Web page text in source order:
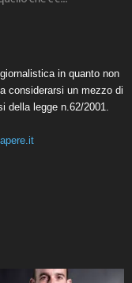
in quanto non
considerarsi un mezzo di
della legge n.62/2001.